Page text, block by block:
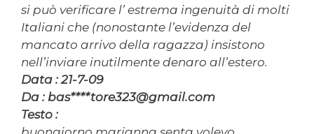
si può verificare l’ estrema ingenuità di molti
Italiani che (nonostante l’evidenza del
mancato arrivo della ragazza) insistono
nell’inviare inutilmente denaro all’estero.
Data : 21-7-09
Da : bas****tore323@gmail.com
Testo :